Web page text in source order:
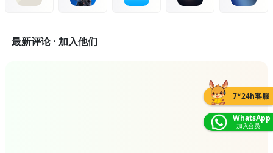
最新评论 · 加入他们
7*24h客服
WhatsApp
加入会员